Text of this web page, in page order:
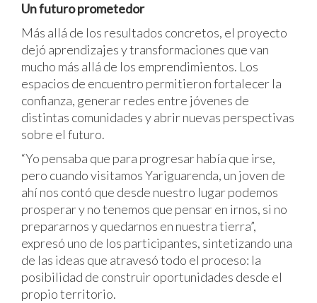
Un futuro prometedor
Más allá de los resultados concretos, el proyecto
dejó aprendizajes y transformaciones que van
mucho más allá de los emprendimientos. Los
espacios de encuentro permitieron fortalecer la
confianza, generar redes entre jóvenes de
distintas comunidades y abrir nuevas perspectivas
sobre el futuro.
“Yo pensaba que para progresar había que irse,
pero cuando visitamos Yariguarenda, un joven de
ahí nos contó que desde nuestro lugar podemos
prosperar y no tenemos que pensar en irnos, si no
prepararnos y quedarnos en nuestra tierra”,
expresó uno de los participantes, sintetizando una
de las ideas que atravesó todo el proceso: la
posibilidad de construir oportunidades desde el
propio territorio.